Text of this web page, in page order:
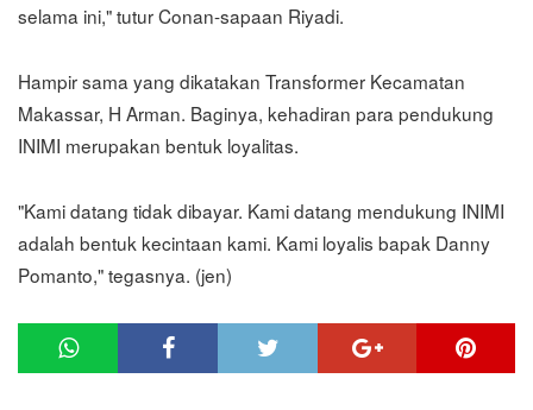
selama ini," tutur Conan-sapaan Riyadi.
Hampir sama yang dikatakan Transformer Kecamatan
Makassar, H Arman. Baginya, kehadiran para pendukung
INIMI merupakan bentuk loyalitas.
"Kami datang tidak dibayar. Kami datang mendukung INIMI
adalah bentuk kecintaan kami. Kami loyalis bapak Danny
Pomanto," tegasnya. (jen)